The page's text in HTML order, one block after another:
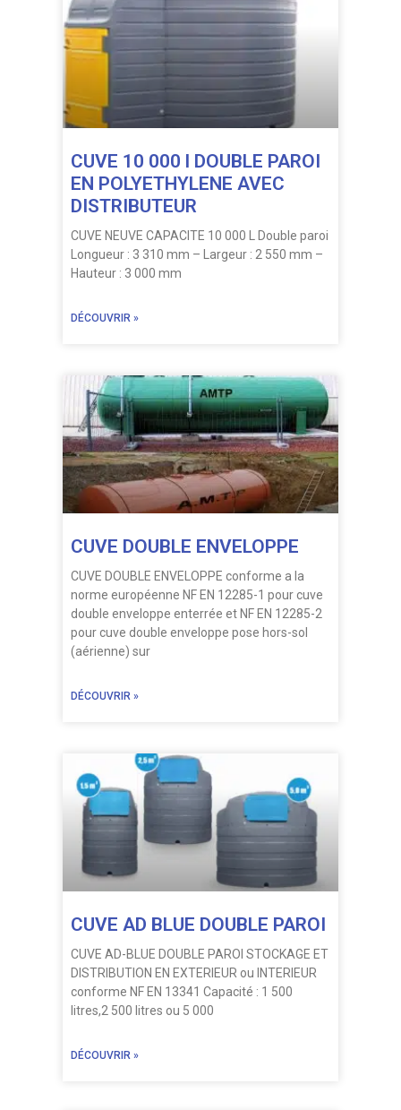
CUVE 10 000 l DOUBLE PAROI
EN POLYETHYLENE AVEC
DISTRIBUTEUR
CUVE NEUVE CAPACITE 10 000 L Double paroi
Longueur : 3 310 mm – Largeur : 2 550 mm –
Hauteur : 3 000 mm
DÉCOUVRIR »
CUVE DOUBLE ENVELOPPE
CUVE DOUBLE ENVELOPPE conforme a la
norme européenne NF EN 12285-1 pour cuve
double enveloppe enterrée et NF EN 12285-2
pour cuve double enveloppe pose hors-sol
(aérienne) sur
DÉCOUVRIR »
CUVE AD BLUE DOUBLE PAROI
CUVE AD-BLUE DOUBLE PAROI STOCKAGE ET
DISTRIBUTION EN EXTERIEUR ou INTERIEUR
conforme NF EN 13341 Capacité : 1 500
litres,2 500 litres ou 5 000
DÉCOUVRIR »